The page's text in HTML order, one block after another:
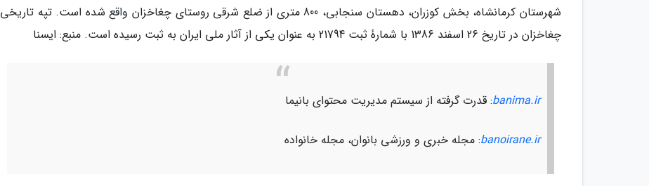
شهرستان کرمانشاه، بخش کوزران، دهستان سنجابی، 800 متری از ضلع شرقی روستای چغاخزان واقع شده است. تپه تاریخی
چغاخزان در تاریخ 26 اسفند 1386 با شمارهٔ ثبت 21794 به عنوان یکی از آثار ملی ایران به ثبت رسیده است. منبع: ایسنا
banima.ir: قدرت گرفته از سیستم مدیریت محتوای بانیما
banoirane.ir: مجله خبری و ورزشی بانوان، مجله خانواده